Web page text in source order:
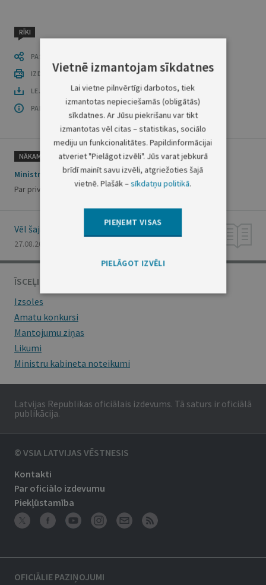
RĪKI
PASTĀSTI CITIEM
IZDRUKĀT PUBLIKĀCIJU
LEJUPLĀDĒT LAIDIENU (PDF)
PAR OFICIĀLO IZDEVUMU
NĀKAMAIS
Ministru kabineta rīkojums Nr.580
Par privātā sektora parādu restrukturizāciju
Vēl šajā numurā
27.08.2009., Nr. 136
ĪSCEĻI
Izsoles
Amatu konkursi
Mantojumu ziņas
Likumi
Ministru kabineta noteikumi
Latvijas Republikas oficiālais izdevums. Tā saturs ir oficiālā
publikācija.
© VSIA LATVIJAS VĒSTNESIS
Kontakti
Par oficiālo izdevumu
Piekļūstamība
OFICIĀLIE PAZIŅOJUMI
Vietnē izmantojam sīkdatnes
Lai vietne pilnvērtīgi darbotos, tiek
izmantotas nepieciešamās (obligātās)
sīkdatnes. Ar Jūsu piekrišanu var tikt
izmantotas vēl citas – statistikas, sociālo
mediju un funkcionalitātes. Papildinformācijai
atveriet "Pielāgot izvēli". Jūs varat jebkurā
brīdī mainīt savu izvēli, atgriežoties šajā
vietnē. Plašāk –sīkdatņu politikā.
PIEŅEMT VISAS
PIELĀGOT IZVĒLI